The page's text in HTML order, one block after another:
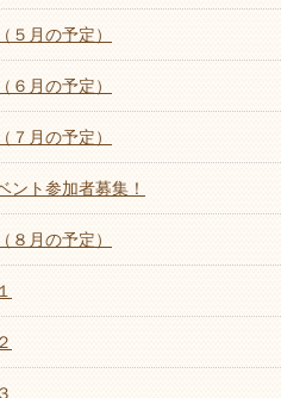
５月の予定）
６月の予定）
７月の予定）
ント参加者募集！
８月の予定）